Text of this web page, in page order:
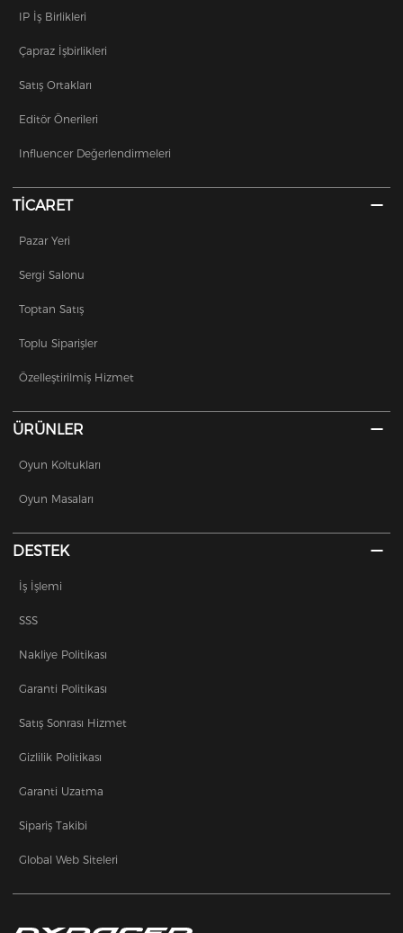
IP İş Birlikleri
Çapraz İşbirlikleri
Satış Ortakları
Editör Önerileri
Influencer Değerlendirmeleri
TİCARET
Pazar Yeri
Sergi Salonu
Toptan Satış
Toplu Siparişler
Özelleştirilmiş Hizmet
ÜRÜNLER
Oyun Koltukları
Oyun Masaları
DESTEK
İş İşlemi
SSS
Nakliye Politikası
Garanti Politikası
Satış Sonrası Hizmet
Gizlilik Politikası
Garanti Uzatma
Sipariş Takibi
Global Web Siteleri